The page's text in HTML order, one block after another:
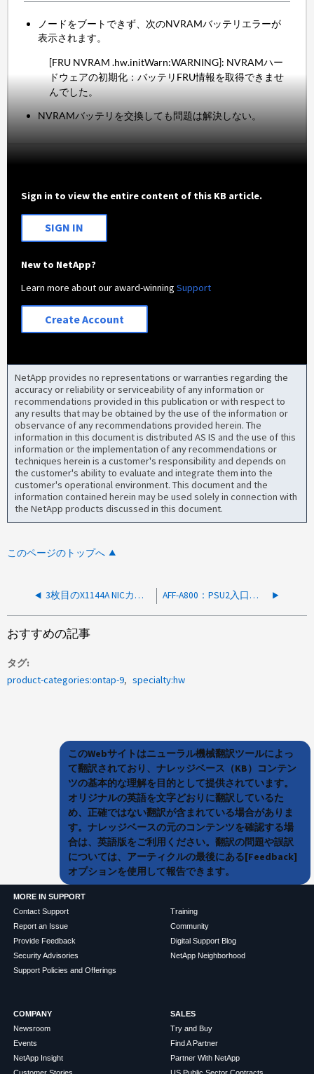
ノードをブートできず、次のNVRAMバッテリエラーが
表示されます。
[FRU NVRAM .hw.initWarn:WARNING]: NVRAMハー
ドウェアの初期化：バッテリFRU情報を取得できませ
んでした。
NVRAMバッテリを交換しても問題は解決しない。
Sign in to view the entire content of this KB article.
SIGN IN
New to NetApp?
Learn more about our award-winningSupport
Create Account
NetApp provides no representations or warranties regarding the
accuracy or reliability or serviceability of any information or
recommendations provided in this publication or with respect to
any results that may be obtained by the use of the information or
observance of any recommendations provided herein. The
information in this document is distributed AS IS and the use of this
information or the implementation of any recommendations or
techniques herein is a customer's responsibility and depends on
the customer's ability to evaluate and integrate them into the
customer's operational environment. This document and the
information contained herein may be used solely in connection with
the NetApp products discussed in this document.
このページのトップへ
3枚目のX1144A NICカードを取り付けた後、AFF-A700sシステムがブートしない AFF-A800：PSU2入口温度警告によるCHASSISPOWERDEGRADEDアラート
おすすめの記事
タグ
product-categories:ontap-9
specialty:hw
このWebサイトはニューラル機械翻訳ツールによっ
て翻訳されており、ナレッジベース（KB）コンテン
ツの基本的な理解を目的として提供されています。
オリジナルの英語を文字どおりに翻訳しているた
め、正確ではない翻訳が含まれている場合がありま
す。ナレッジベースの元のコンテンツを確認する場
合は、英語版をご利用ください。翻訳の問題や誤訳
については、アーティクルの最後にある[Feedback]
オプションを使用して報告できます。
MORE IN SUPPORT
Contact Support
Report an Issue
Provide Feedback
Security Advisories
Support Policies and Offerings
Training
Community
Digital Support Blog
NetApp Neighborhood
COMPANY
Newsroom
Events
NetApp Insight
SALES
Try and Buy
Find A Partner
Partner With NetApp